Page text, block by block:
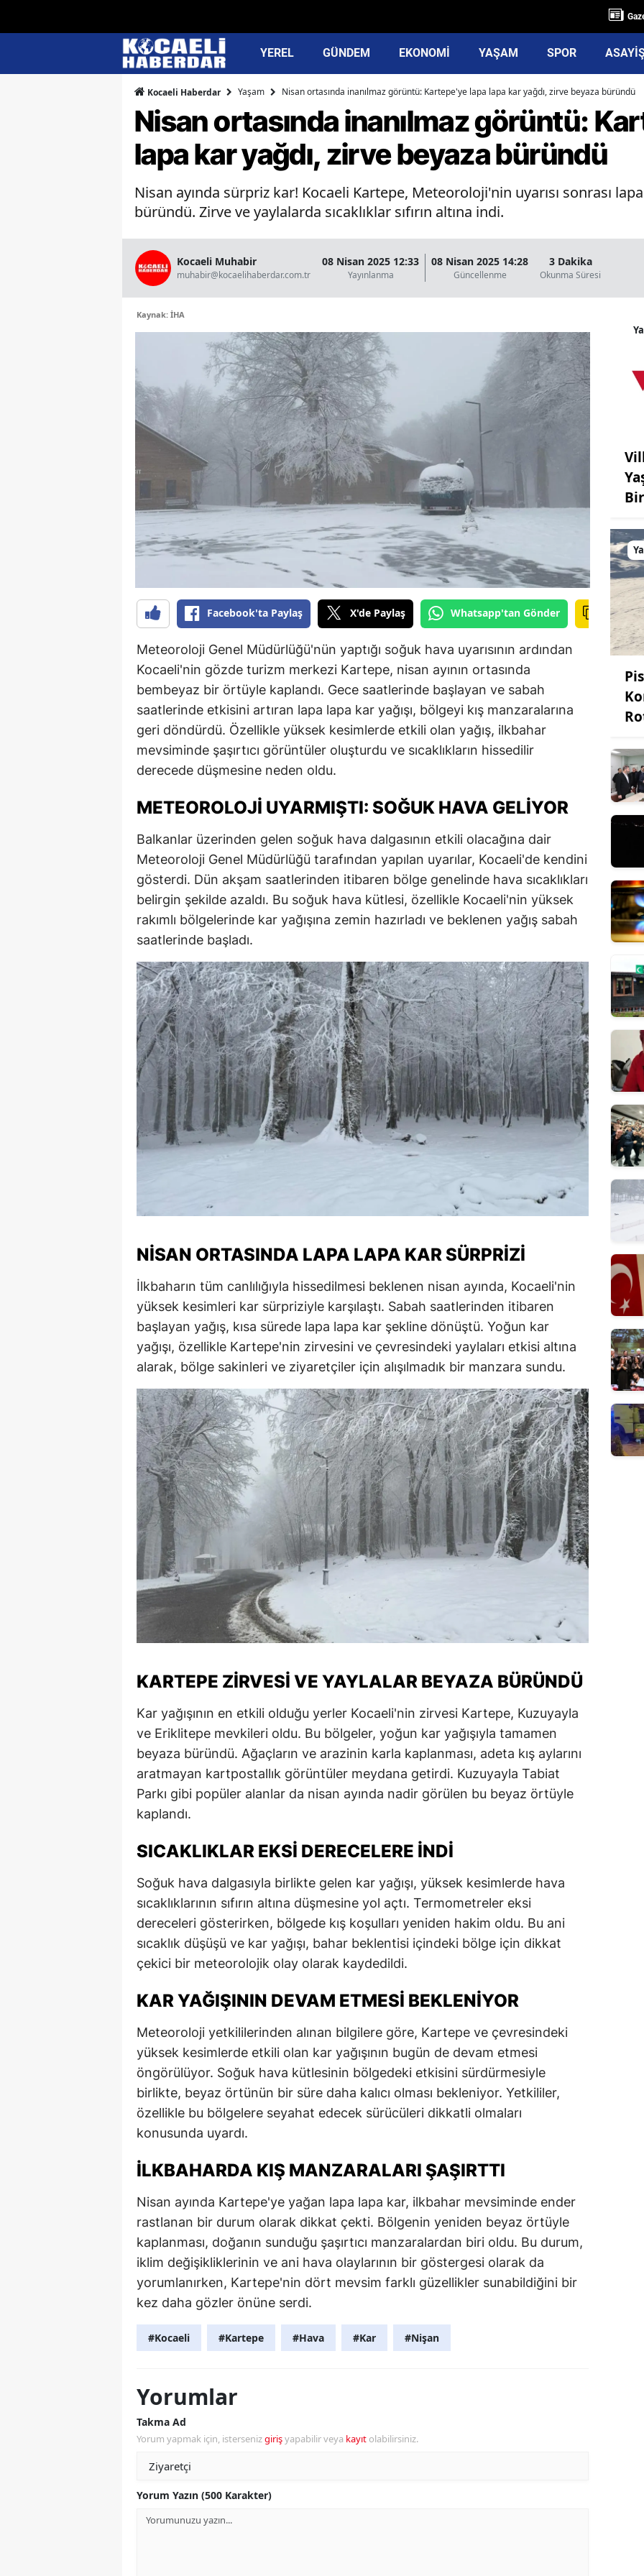
YEREL GÜNDEM EKONOMİ YAŞAM SPOR
Kocaeli Haberdar Yaşam Nisan ortasında inanılmaz görüntü: Kartepe'ye lapa lapa kar yağdı, zirve beyaza büründü
Nisan ortasında inanılmaz görüntü:
lapa kar yağdı, zirve beyaza büründü
Nisan ayında sürpriz kar! Kocaeli Kartepe, Meteoroloji'nin uyarısı sonrası
büründü. Zirve ve yaylalarda sıcaklıklar sıfırın altına indi.
Kocaeli Muhabir
muhabir@kocaelihaberdar.com.tr
08 Nisan 2025 12:33
Yayınlanma
08 Nisan 2025 14:28
Güncellenme
3 Dakika
Okunma Süresi
Kaynak: İHA
Facebook'ta Paylaş X'de Paylaş Whatsapp'tan Gönder
Meteoroloji Genel Müdürlüğü'nün yaptığı soğuk hava uyarısının ardından
Kocaeli'nin gözde turizm merkezi Kartepe, nisan ayının ortasında
bembeyaz bir örtüyle kaplandı. Gece saatlerinde başlayan ve sabah
saatlerinde etkisini artıran lapa lapa kar yağışı, bölgeyi kış manzaralarına
geri döndürdü. Özellikle yüksek kesimlerde etkili olan yağış, ilkbahar
mevsiminde şaşırtıcı görüntüler oluşturdu ve sıcaklıkların hissedilir
derecede düşmesine neden oldu.
METEOROLOJI UYARMIŞTI: SOĞUK HAVA GELIYOR
Balkanlar üzerinden gelen soğuk hava dalgasının etkili olacağına dair
Meteoroloji Genel Müdürlüğü tarafından yapılan uyarılar, Kocaeli'de kendini
gösterdi. Dün akşam saatlerinden itibaren bölge genelinde hava sıcaklıkları
belirgin şekilde azaldı. Bu soğuk hava kütlesi, özellikle Kocaeli'nin yüksek
rakımlı bölgelerinde kar yağışına zemin hazırladı ve beklenen yağış sabah
saatlerinde başladı.
NISAN ORTASINDA LAPA LAPA KAR SÜRPRIZI
İlkbaharın tüm canlılığıyla hissedilmesi beklenen nisan ayında, Kocaeli'nin
yüksek kesimleri kar sürpriziyle karşılaştı. Sabah saatlerinden itibaren
başlayan yağış, kısa sürede lapa lapa kar şekline dönüştü. Yoğun kar
yağışı, özellikle Kartepe'nin zirvesini ve çevresindeki yaylaları etkisi altına
alarak, bölge sakinleri ve ziyaretçiler için alışılmadık bir manzara sundu.
KARTEPE ZIRVESI VE YAYLALAR BEYAZA BÜRÜNDÜ
Kar yağışının en etkili olduğu yerler Kocaeli'nin zirvesi Kartepe, Kuzuyayla
ve Eriklitepe mevkileri oldu. Bu bölgeler, yoğun kar yağışıyla tamamen
beyaza büründü. Ağaçların ve arazinin karla kaplanması, adeta kış aylarını
aratmayan kartpostallık görüntüler meydana getirdi. Kuzuyayla Tabiat
Parkı gibi popüler alanlar da nisan ayında nadir görülen bu beyaz örtüyle
kaplandı.
SICAKLIKLAR EKSI DERECELERE İNDI
Soğuk hava dalgasıyla birlikte gelen kar yağışı, yüksek kesimlerde hava
sıcaklıklarının sıfırın altına düşmesine yol açtı. Termometreler eksi
dereceleri gösterirken, bölgede kış koşulları yeniden hakim oldu. Bu ani
sıcaklık düşüşü ve kar yağışı, bahar beklentisi içindeki bölge için dikkat
çekici bir meteorolojik olay olarak kaydedildi.
KAR YAĞIŞININ DEVAM ETMESI BEKLENIYOR
Meteoroloji yetkililerinden alınan bilgilere göre, Kartepe ve çevresindeki
yüksek kesimlerde etkili olan kar yağışının bugün de devam etmesi
öngörülüyor. Soğuk hava kütlesinin bölgedeki etkisini sürdürmesiyle
birlikte, beyaz örtünün bir süre daha kalıcı olması bekleniyor. Yetkililer,
özellikle bu bölgelere seyahat edecek sürücüleri dikkatli olmaları
konusunda uyardı.
İLKBAHARDA KIŞ MANZARALARI ŞAŞIRTTI
Nisan ayında Kartepe'ye yağan lapa lapa kar, ilkbahar mevsiminde ender
rastlanan bir durum olarak dikkat çekti. Bölgenin yeniden beyaz örtüyle
kaplanması, doğanın sunduğu şaşırtıcı manzaralardan biri oldu. Bu durum,
iklim değişikliklerinin ve ani hava olaylarının bir göstergesi olarak da
yorumlanırken, Kartepe'nin dört mevsim farklı güzellikler sunabildiğini bir
kez daha gözler önüne serdi.
#Kocaeli #Kartepe #Hava #Kar #Nişan
Yorumlar
Takma Ad
Yorum yapmak için, istersenizgirişyapabilir veya kayıt olabilirsiniz.
Yorum Yazın (500 Karakter)